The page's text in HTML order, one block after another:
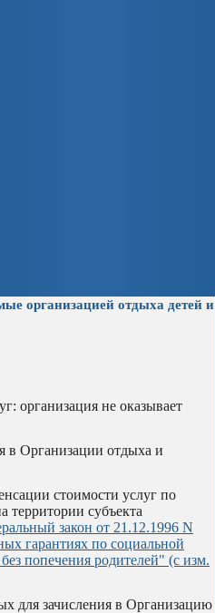
организацией отдыха детей и
организация не оказывает
в Организации отдыха и
стоимости услуг по
территории субъекта
закон от 21.12.1996 N
гарантиях по социальной
попечения родителей" (с изм.
для зачисления в Организацию